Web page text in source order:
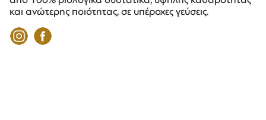
και ανώτερης ποιότητας, σε υπέροχες γεύσεις.